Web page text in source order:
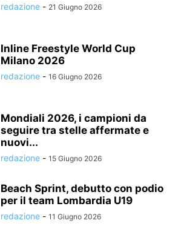
redazione - 21 Giugno 2026
Inline Freestyle World Cup
Milano 2026
redazione - 16 Giugno 2026
Mondiali 2026, i campioni da
seguire tra stelle affermate e
nuovi...
redazione - 15 Giugno 2026
Beach Sprint, debutto con podio
per il team Lombardia U19
redazione - 11 Giugno 2026